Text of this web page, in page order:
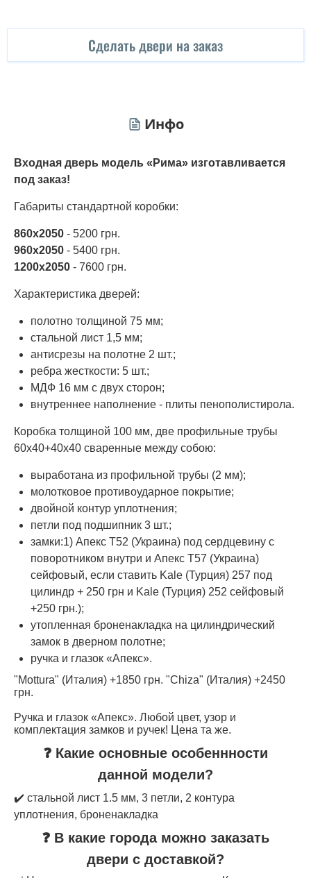
Сделать двери на заказ
Инфо
Входная дверь модель «Рима» изготавливается
под заказ!
Габариты стандартной коробки:
860х2050 - 5200 грн.
960х2050 - 5400 грн.
1200х2050 - 7600 грн.
Характеристика дверей:
полотно толщиной 75 мм;
стальной лист 1,5 мм;
антисрезы на полотне 2 шт.;
ребра жесткости: 5 шт.;
МДФ 16 мм с двух сторон;
внутреннее наполнение - плиты пенополистирола.
Коробка толщиной 100 мм, две профильные трубы
60х40+40х40 сваренные между собою:
выработана из профильной трубы (2 мм);
молотковое противоударное покрытие;
двойной контур уплотнения;
петли под подшипник 3 шт.;
замки:1) Апекс Т52 (Украина) под сердцевину с
поворотником внутри и Апекс Т57 (Украина)
сейфовый, если ставить Kale (Турция) 257 под
цилиндр + 250 грн и Kale (Турция) 252 сейфовый
+250 грн.);
утопленная броненакладка на цилиндрический
замок в дверном полотне;
ручка и глазок «Апекс».
"Mottura" (Италия) +1850 грн. "Chiza" (Италия) +2450
грн.
Ручка и глазок «Апекс». Любой цвет, узор и
комплектация замков и ручек! Цена та же.
❓ Какие основные особеннности
данной модели?
✔️ стальной лист 1.5 мм, 3 петли, 2 контура
уплотнения, броненакладка
❓ В какие города можно заказать
двери с доставкой?